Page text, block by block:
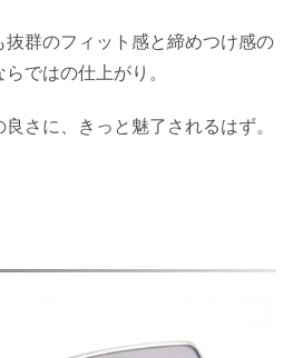
抜群のフィット感と締めつけ感の
ではの仕上がり。
さに、きっと魅了されるはず。